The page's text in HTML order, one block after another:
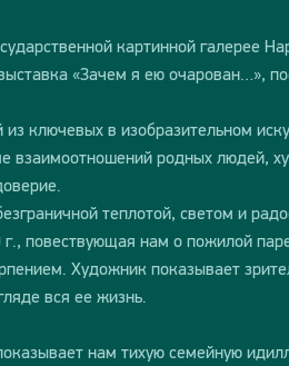
картинной галерее
«Зачем я ею очарован…»,
ключевых в изобразительном
взаимоотношений родных людей,
теплотой, светом и
г., повествующая нам о пожилой
Художник показывает
вся ее жизнь.
нам тихую семейную